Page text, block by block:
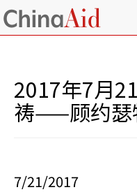
2017年7月
祷——顾约瑟
7/21/2017